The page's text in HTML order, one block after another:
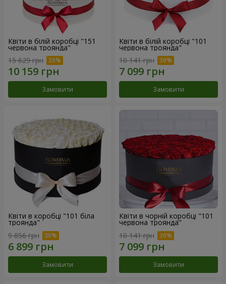
Квіти в білій коробці "151
червона троянда"
15 629 грн
Замовити
Квіти в білій коробці "101
червона троянда"
10 141 грн
Замовити
Квіти в коробці "101 біла
троянда"
9 856 грн
Замовити
Квіти в чорній коробці "101
червона троянда"
10 141 грн
Замовити